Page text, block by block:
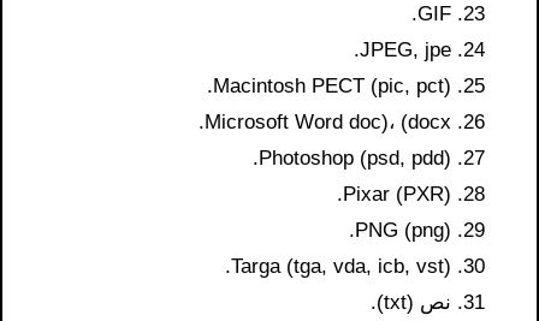
GIF.
JPEG, jpe.
Macintosh PECT (pic, pct).
Microsoft Word doc)، (docx.
Photoshop (psd, pdd).
Pixar (PXR).
PNG (png).
Targa (tga, vda, icb, vst).
نص (txt).